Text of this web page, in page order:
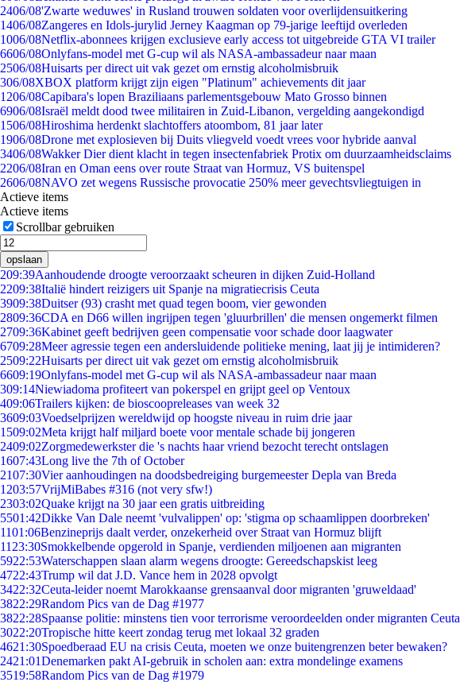
2406/08'Zwarte weduwes' in Rusland trouwen soldaten voor overlijdensuitkering
1406/08Zangeres en Idols-jurylid Jerney Kaagman op 79-jarige leeftijd overleden
1006/08Netflix-abonnees krijgen exclusieve early access tot uitgebreide GTA VI trailer
6606/08Onlyfans-model met G-cup wil als NASA-ambassadeur naar maan
2506/08Huisarts per direct uit vak gezet om ernstig alcoholmisbruik
306/08XBOX platform krijgt zijn eigen "Platinum" achievements dit jaar
1206/08Capibara's lopen Braziliaans parlementsgebouw Mato Grosso binnen
6906/08Israël meldt dood twee militairen in Zuid-Libanon, vergelding aangekondigd
1506/08Hiroshima herdenkt slachtoffers atoombom, 81 jaar later
1906/08Drone met explosieven bij Duits vliegveld voedt vrees voor hybride aanval
3406/08Wakker Dier dient klacht in tegen insectenfabriek Protix om duurzaamheidsclaims
2206/08Iran en Oman eens over route Straat van Hormuz, VS buitenspel
2606/08NAVO zet wegens Russische provocatie 250% meer gevechtsvliegtuigen in
Actieve items
Actieve items
Scrollbar gebruiken
opslaan
209:39Aanhoudende droogte veroorzaakt scheuren in dijken Zuid-Holland
2209:38Italië hindert reizigers uit Spanje na migratiecrisis Ceuta
3909:38Duitser (93) crasht met quad tegen boom, vier gewonden
2809:36CDA en D66 willen ingrijpen tegen 'gluurbrillen' die mensen ongemerkt filmen
2709:36Kabinet geeft bedrijven geen compensatie voor schade door laagwater
6709:28Meer agressie tegen een andersluidende politieke mening, laat jij je intimideren?
2509:22Huisarts per direct uit vak gezet om ernstig alcoholmisbruik
6609:19Onlyfans-model met G-cup wil als NASA-ambassadeur naar maan
309:14Niewiadoma profiteert van pokerspel en grijpt geel op Ventoux
409:06Trailers kijken: de bioscoopreleases van week 32
3609:03Voedselprijzen wereldwijd op hoogste niveau in ruim drie jaar
1509:02Meta krijgt half miljard boete voor mentale schade bij jongeren
2409:02Zorgmedewerkster die 's nachts haar vriend bezocht terecht ontslagen
1607:43Long live the 7th of October
2107:30Vier aanhoudingen na doodsbedreiging burgemeester Depla van Breda
1203:57VrijMiBabes #316 (not very sfw!)
2303:02Quake krijgt na 30 jaar een gratis uitbreiding
5501:42Dikke Van Dale neemt 'vulvalippen' op: 'stigma op schaamlippen doorbreken'
1101:06Benzineprijs daalt verder, onzekerheid over Straat van Hormuz blijft
11 23:30Smokkelbende opgerold in Spanje, verdienden miljoenen aan migranten
5922:53Waterschappen slaan alarm wegens droogte: Gereedschapskist leeg
4722:43Trump wil dat J.D. Vance hem in 2028 opvolgt
3422:32Ceuta-leider noemt Marokkaanse grensaanval door migranten 'gruweldaad'
3822:29Random Pics van de Dag #1977
3822:28Spaanse politie: minstens tien voor terrorisme veroordeelden onder migranten Ceuta
3022:20Tropische hitte keert zondag terug met lokaal 32 graden
4621:30Spoedberaad EU na crisis Ceuta, moeten we onze buitengrenzen beter bewaken?
2421:01Denemarken pakt AI-gebruik in scholen aan: extra mondelinge examens
3519:58Random Pics van de Dag #1979